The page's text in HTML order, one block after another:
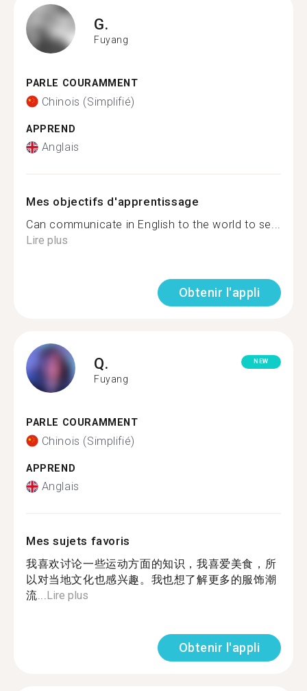
G.
Fuyang
PARLE COURAMMENT
Chinois (Simplifié)
APPREND
Anglais
Mes objectifs d'apprentissage
Can communicate in English to the world to se...
Lire plus
Obtenir l'appli
Q.
Fuyang
NEW
PARLE COURAMMENT
Chinois (Simplifié)
APPREND
Anglais
Mes sujets favoris
我喜欢讨论一些运动方面的知识，我喜爱美食，所
以对当地文化也感兴趣。我也想了解更多的服饰潮
流...Lire plus
Obtenir l'appli